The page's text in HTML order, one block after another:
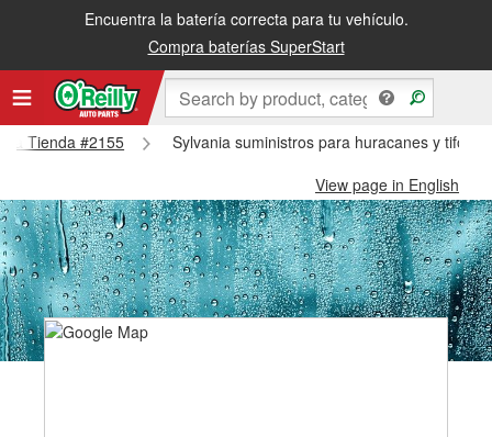
Encuentra la batería correcta para tu vehículo.
Compra baterías SuperStart
Tienda #2155
Sylvania suministros para huracanes y
View page in English